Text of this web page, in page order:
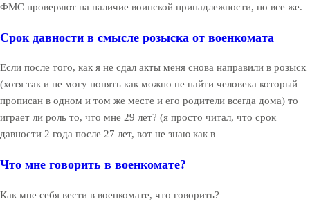
ФМС проверяют на наличие воинской принадлежности, но все же.
Срок давности в смысле розыска от военкомата
Если после того, как я не сдал акты меня снова направили в розыск
(хотя так и не могу понять как можно не найти человека который
прописан в одном и том же месте и его родители всегда дома) то
играет ли роль то, что мне 29 лет? (я просто читал, что срок
давности 2 года после 27 лет, вот не знаю как в
Что мне говорить в военкомате?
Как мне себя вести в военкомате, что говорить?